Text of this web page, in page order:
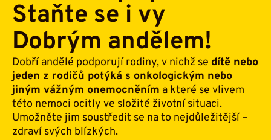
Staňte se i vy
Dobrým andělem!
Dobří andělé podporují rodiny, v nichž se dítě nebo
jeden z rodičů potýká s onkologickým nebo
jiným vážným onemocněním a které se vlivem
této nemoci ocitly ve složité životní situaci.
Umožněte jim soustředit se na to nejdůležitější –
zdraví svých blízkých.